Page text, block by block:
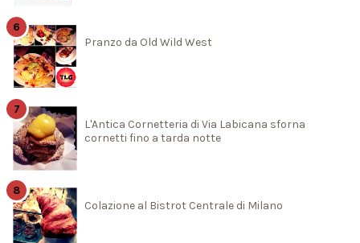
Pranzo da Old Wild West
L'Antica Cornetteria di Via Labicana sforna
cornetti fino a tarda notte
Colazione al Bistrot Centrale di Milano